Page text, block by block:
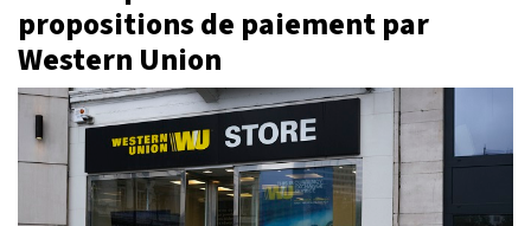
propositions de paiement par
Western Union